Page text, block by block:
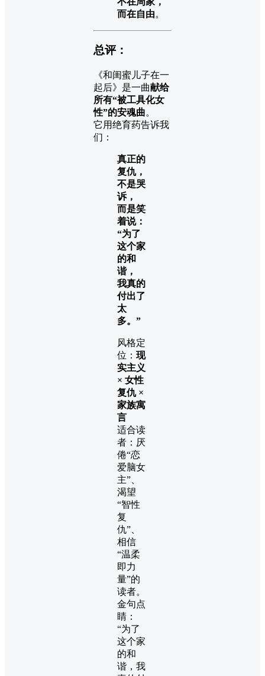
而在自由。
总评：
《和闺蜜儿子在一
起后》是一曲献给
所有“被工具化女
性”的安魂曲。
它用绝育药告诉我
们：
真正的
复仇，
不是哭
诉，
而是笑
着说：
“为了
这个家
的和
谐，
我真的
付出了
太
多。”
风格定
位： 现
实主义
× 女性
复仇 ×
家族寓
言
适合读
者：厌
倦“恋
爱脑女
主”、
渴望
“智性
复
仇”、
相信
“温柔
即力
量”的
读者。
金句点
睛：
“为了
这个家
的和
谐，我